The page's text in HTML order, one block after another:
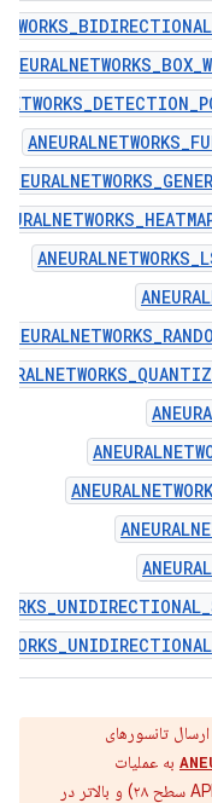
تانسورهای
به عملیات
، که در اندروید ۹ (API سطح ۲۸) و بالاتر در